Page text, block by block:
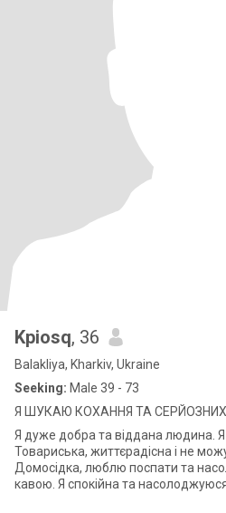
Kpiosq, 36
Balakliya, Kharkiv, Ukraine
Seeking: Male 39 - 73
Я ШУКАЮ КОХАННЯ ТА СЕРЙОЗНИХ
Я дуже добра та віддана людина.
Товариська, життєрадісна і не
Домосідка, люблю поспати та
кавою. Я спокійна та